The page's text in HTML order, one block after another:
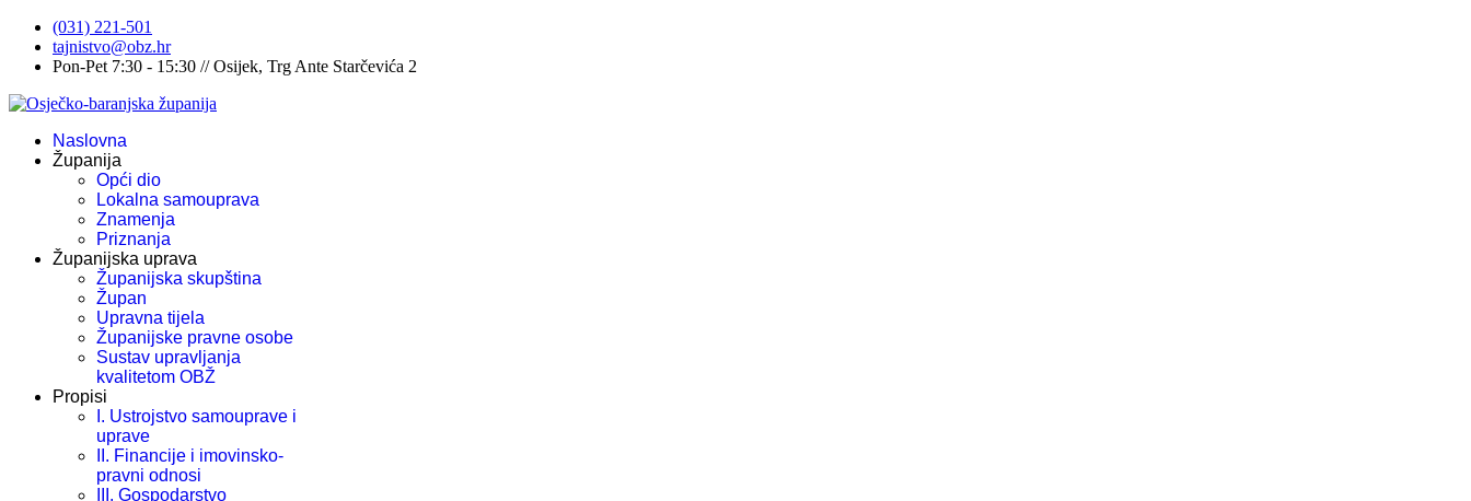
(031) 221-501
tajnistvo@obz.hr
Pon-Pet 7:30 - 15:30 // Osijek, Trg Ante Starčevića 2
Naslovna
Županija
Opći dio
Lokalna samouprava
Znamenja
Priznanja
Županijska uprava
Županijska skupština
Župan
Upravna tijela
Županijske pravne osobe
Sustav upravljanja
kvalitetom OBŽ
Propisi
I. Ustrojstvo samouprave i
uprave
II. Financije i imovinsko-
pravni odnosi
III. Gospodarstvo